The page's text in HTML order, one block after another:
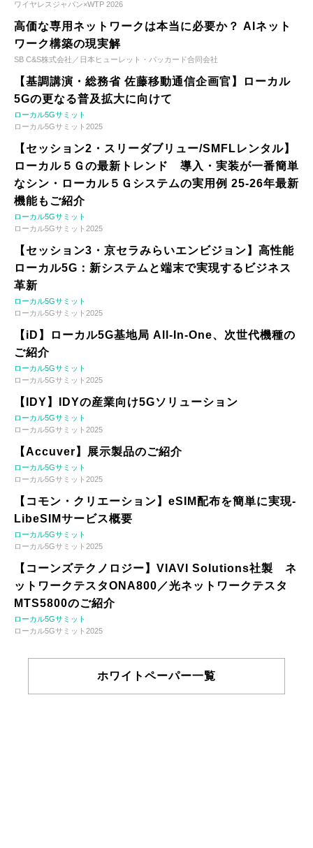
ワイヤレスジャパン×WTP 2026
高価な専用ネットワークは本当に必要か？ AIネット
ワーク構築の現実解
SB C&S株式会社／日本ヒューレット・パッカード合同会社
【基調講演・総務省 佐藤移動通信企画官】ローカル
5Gの更なる普及拡大に向けて
ローカル5Gサミット
ローカル5Gサミット2025
【セッション2・スリーダブリュー/SMFLレンタル】
ローカル５Ｇの最新トレンド 導入・実装が一番簡単
なシン・ローカル５Ｇシステムの実用例 25-26年最新
機能もご紹介
ローカル5Gサミット
ローカル5Gサミット2025
【セッション3・京セラみらいエンビジョン】高性能
ローカル5G：新システムと端末で実現するビジネス
革新
ローカル5Gサミット
ローカル5Gサミット2025
【iD】ローカル5G基地局 All-In-One、次世代機種の
ご紹介
ローカル5Gサミット
ローカル5Gサミット2025
【IDY】IDYの産業向け5Gソリューション
ローカル5Gサミット
ローカル5Gサミット2025
【Accuver】展示製品のご紹介
ローカル5Gサミット
ローカル5Gサミット2025
【コモン・クリエーション】eSIM配布を簡単に実現-
LibeSIMサービス概要
ローカル5Gサミット
ローカル5Gサミット2025
【コーンズテクノロジー】VIAVI Solutions社製 ネ
ットワークテスタONA800／光ネットワークテスタ
MTS5800のご紹介
ローカル5Gサミット
ローカル5Gサミット2025
ホワイトペーパー一覧